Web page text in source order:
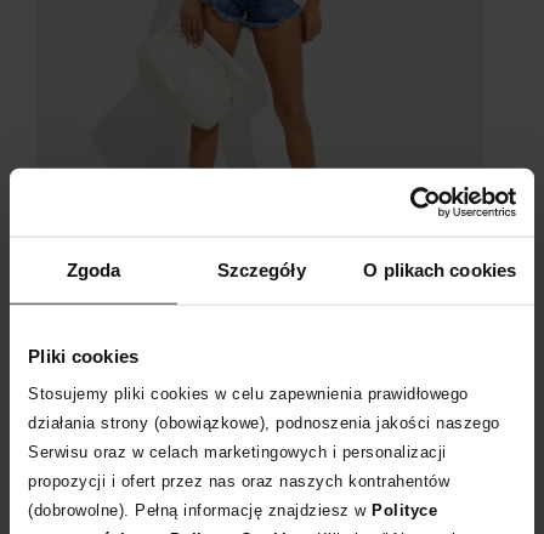
Zgoda Szczegóły O plikach cookies
Pliki cookies
Stosujemy pliki cookies w celu zapewnienia prawidłowego
działania strony (obowiązkowe), podnoszenia jakości naszego
Serwisu oraz w celach marketingowych i personalizacji
propozycji i ofert przez nas oraz naszych kontrahentów
(dobrowolne). Pełną informację znajdziesz w Polityce
Szorty OneTeaspoon
Wielkomiejski szyk w wydaniuIsabel Marantłączy
fascynację stylem boho, glamour i klasyką. Kolekcja z
rabatem -40% jest pełna pozytywnej energii.